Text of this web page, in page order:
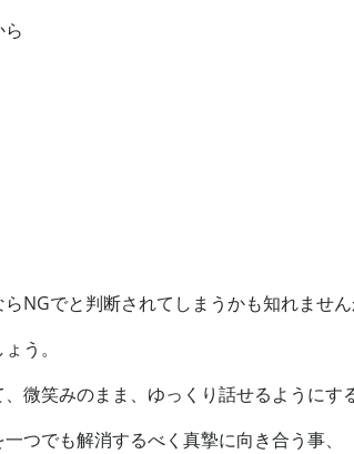
NGでと判断されてしまうかも知れませ
う。
微笑みのまま、ゆっくり話せるようにす
つでも解消するべく真摯に向き合う事、